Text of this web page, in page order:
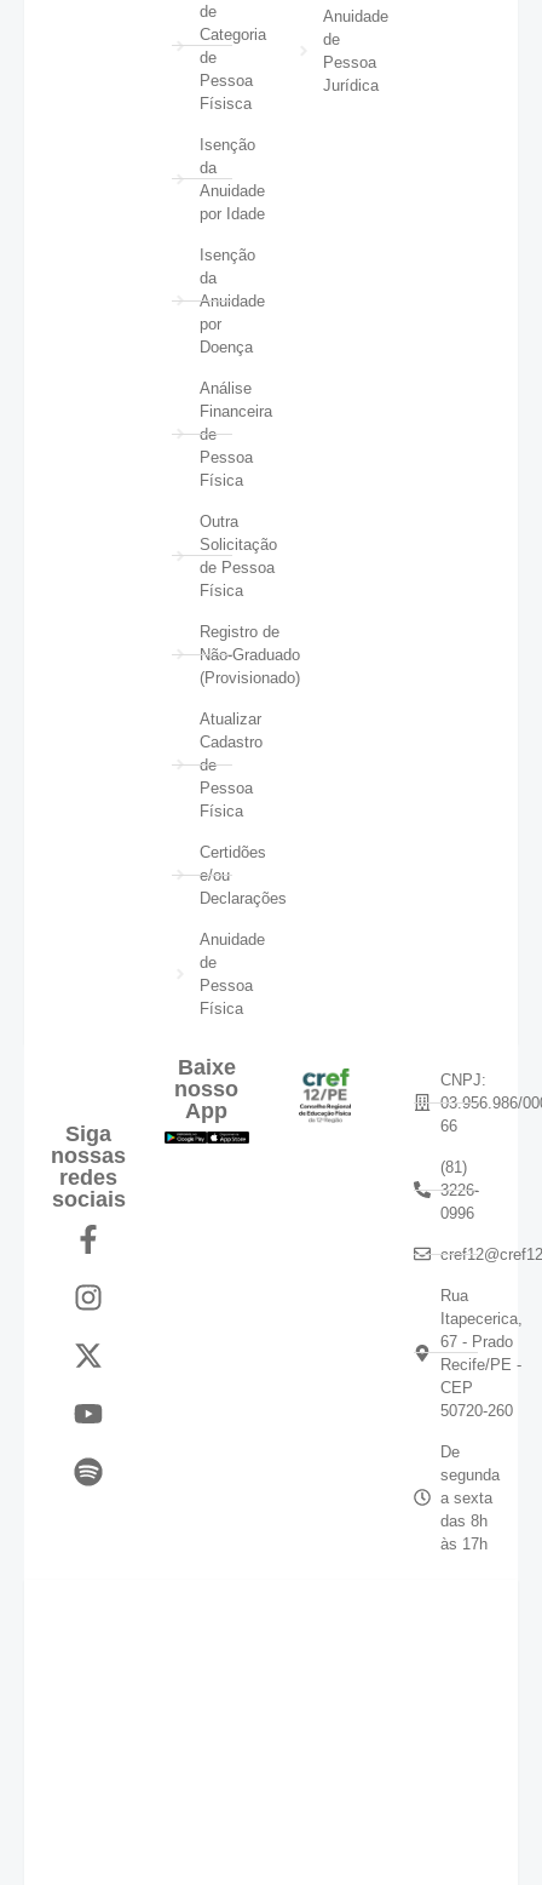
de
Categoria
de
Pessoa
Físisca
Isenção
da
Anuidade
por Idade
Isenção
da
Anuidade
por
Doença
Análise
Financeira
de
Pessoa
Física
Outra
Solicitação
de Pessoa
Física
Registro de
Não-Graduado
(Provisionado)
Atualizar
Cadastro
de
Pessoa
Física
Certidões
e/ou
Declarações
Anuidade
de
Pessoa
Física
Anuidade
de
Pessoa
Jurídica
Siga
nossas
redes
sociais
Baixe
nosso
App
CNPJ:
03.956.986/
66
(81)
3226-
0996
Rua
Itapecerica,
67 - Prado
Recife/PE -
CEP
50720-260
De
segunda
a sexta
das 8h
às 17h